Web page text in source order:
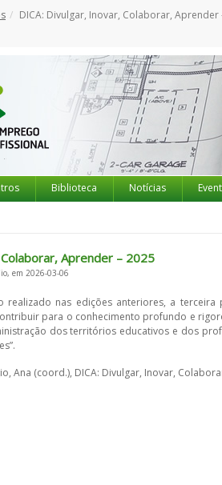
DICA: Divulgar, Inovar, Colaborar, Aprender -
Biblioteca Notícias
Aprender – 2025
em 2026-03-06
realizado nas edições anteriores, a
para o conhecimento profundo e
dos territórios educativos e dos
Ana (coord.), DICA: Divulgar, Inovar,